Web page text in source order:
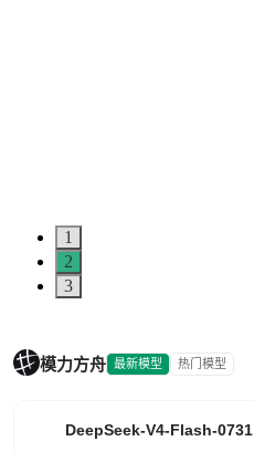
1
2
3
模力方舟 最新模型 热门模型
DeepSeek-V4-Flash-0731